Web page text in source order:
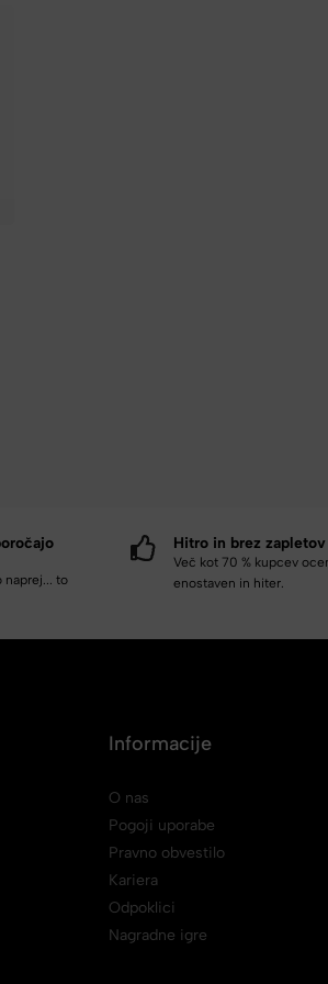
naprej... to
Hitro in brez zapletov
Več kot 70 % kupcev
enostaven in hiter.
Informacije
O nas
Pogoji uporabe
Pravno obvestilo
Kariera
Odpoklici
Nagradne igre